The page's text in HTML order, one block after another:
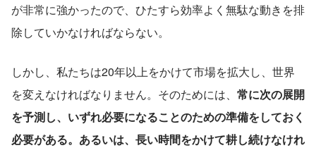
が非常に強かったので、ひたすら効率よく無駄な動きを排
除していかなければならない。
しかし、私たちは20年以上をかけて市場を拡大し、世界
を変えなければなりません。そのためには、 常に次の展開
を予測し、いずれ必要になることのための準備をしておく
必要がある。あるいは、長い時間をかけて耕し続けなけれ